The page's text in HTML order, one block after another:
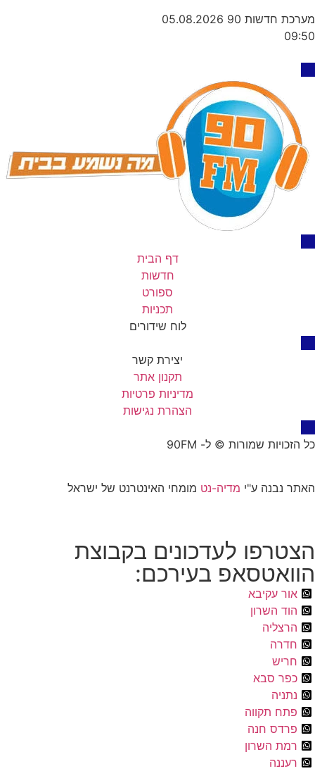
מערכת חדשות 90
05.08.2026
09:50
דף הבית
חדשות
ספורט
תכניות
לוח שידורים
יצירת קשר
תקנון אתר
מדיניות פרטיות
הצהרת נגישות
כל הזכויות שמורות © ל- 90FM
האתר נבנה ע"י מדיה-נט מומחי האינטרנט של ישראל
הצטרפו לעדכונים בקבוצת
הוואטסאפ בעירכם:
אור עקיבא
הוד השרון
הרצליה
חדרה
חריש
כפר סבא
נתניה
פתח תקווה
פרדס חנה
רמת השרון
רעננה